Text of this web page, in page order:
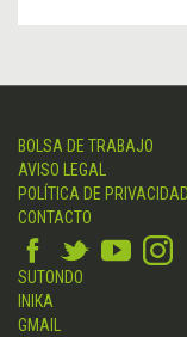
BOLSA DE TRABAJO
AVISO LEGAL
POLÍTICA DE PRIVACIDAD
CONTACTO
SUTONDO
INIKA
GMAIL